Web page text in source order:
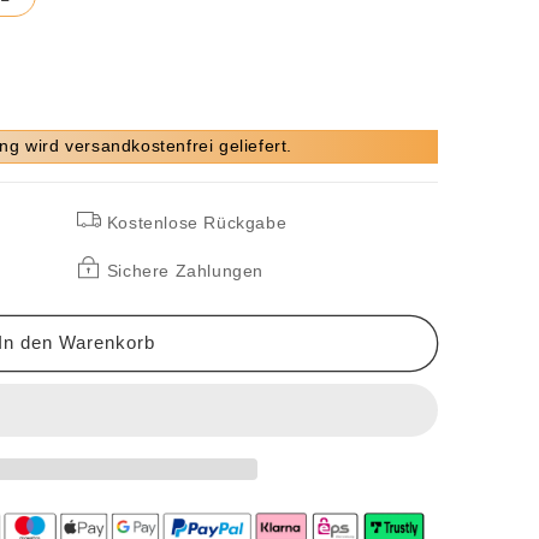
wird versandkostenfrei geliefert.
Kostenlose Rückgabe
Sichere Zahlungen
In den Warenkorb